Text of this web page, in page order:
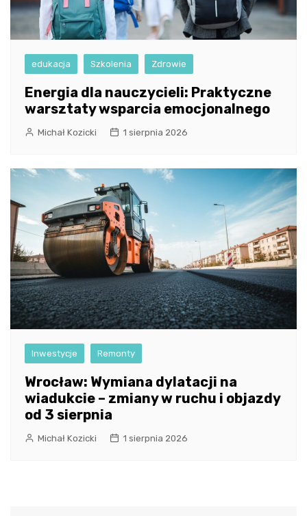
edukacja Szkolenia Zdrowie
Energia dla nauczycieli: Praktyczne
warsztaty wsparcia emocjonalnego
Michał Kozicki 1 sierpnia 2026
Inwestycje Remonty
Wrocław: Wymiana dylatacji na
wiadukcie – zmiany w ruchu i objazdy
od 3 sierpnia
Michał Kozicki 1 sierpnia 2026